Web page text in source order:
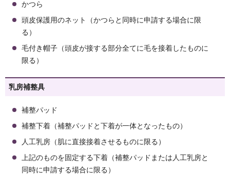
かつら
頭皮保護用のネット（かつらと同時に申請する場合に限
る）
毛付き帽子（頭皮が接する部分全てに毛を接着したものに
限る）
乳房補整具
補整パッド
補整下着（補整パッドと下着が一体となったもの）
人工乳房（肌に直接接着させるものに限る）
上記のものを固定する下着（補整パッドまたは人工乳房と
同時に申請する場合に限る）